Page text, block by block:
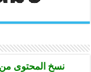
نسخ المحتوى